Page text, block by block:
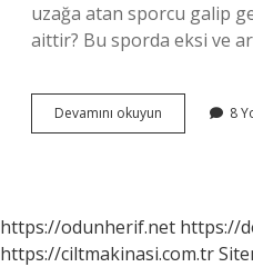
uzağa atan sporcu galip
aittir? Bu sporda eksi ve
Devamını okuyun
Kaç
8
https://odunherif.net https://
https://ciltmakinasi.com.tr